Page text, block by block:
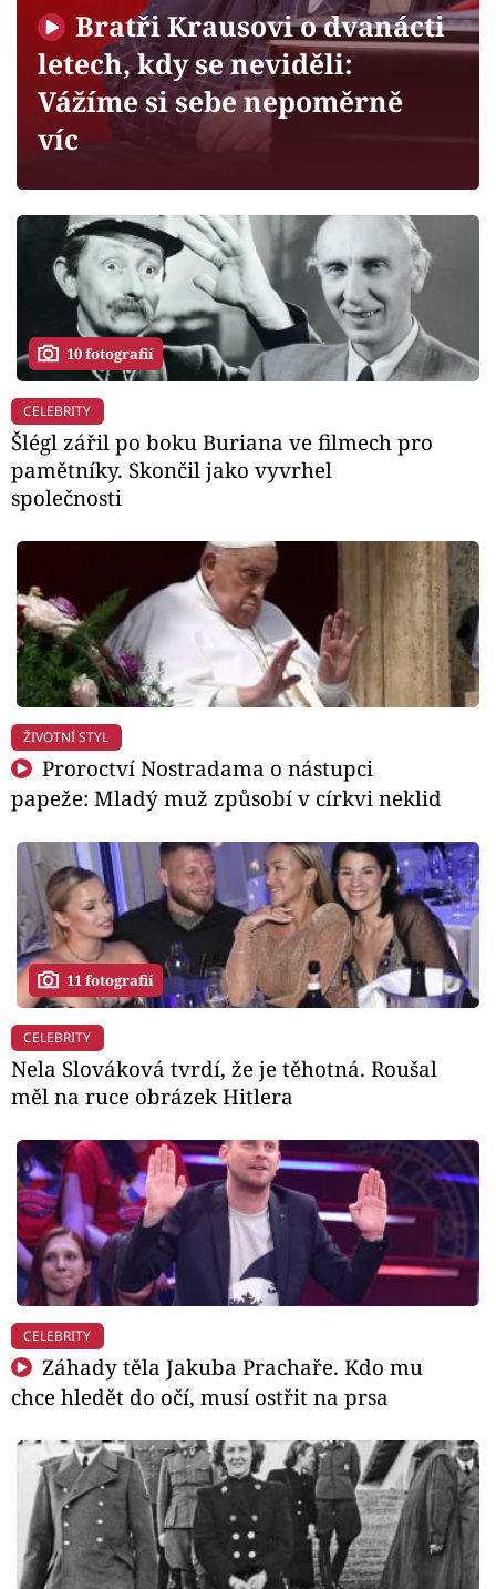
Sledujte prima+
Filmový festival Karlovy Vary
Mámy sobě
Přihlášení
Sledujte nás
Bratři Krausovi o dvanácti
letech, kdy se neviděli:
Vážíme si sebe nepoměrně
víc
10 fotografií
CELEBRITY
Šlégl zářil po boku Buriana ve filmech pro
pamětníky. Skončil jako vyvrhel
společnosti
ŽIVOTNÍ STYL
Proroctví Nostradama o nástupci
papeže: Mladý muž způsobí v církvi neklid
11 fotografií
CELEBRITY
Nela Slováková tvrdí, že je těhotná. Roušal
měl na ruce obrázek Hitlera
CELEBRITY
Záhady těla Jakuba Prachaře. Kdo mu
chce hledět do očí, musí ostřit na prsa